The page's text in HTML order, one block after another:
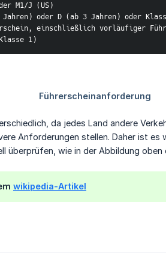
M1/J (US)
oder D (ab 3 Jahren) oder
einschließlich vorläufiger
1)
da jedes Land andere
Anforderungen stellen. Daher ist es
überprüfen, wie in der Abbildung oben
wikipedia-Artikel